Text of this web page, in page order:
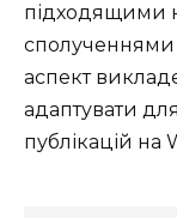
підходящими
сполученнями
аспект
адаптувати
публікацій на